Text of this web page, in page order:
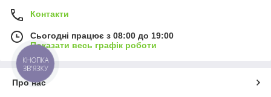
Контакти
Сьогодні працює з 08:00 до 19:00
Показати весь графік роботи
Про нас
КНОПКА
ЗВ'ЯЗКУ